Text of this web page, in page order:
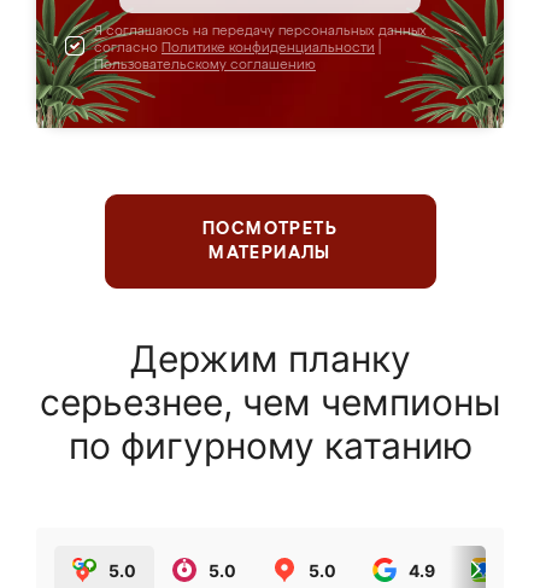
Я соглашаюсь на передачу персональных данных
согласно Политике конфиденциальности
Пользовательскому соглашению
ПОСМОТРЕТЬ
МАТЕРИАЛЫ
Держим планку
серьезнее, чем чемпионы
по фигурному катанию
5.0 5.0 5.0 4.9